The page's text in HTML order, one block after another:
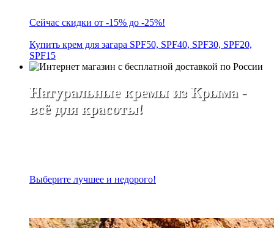
Сейчас скидки от -15% до -25%!
Купить крем для загара SPF50, SPF40, SPF30, SPF20,
SPF15
Натуральные кремы из Крыма -
всё для красоты!
Выберите лучшее и недорого!